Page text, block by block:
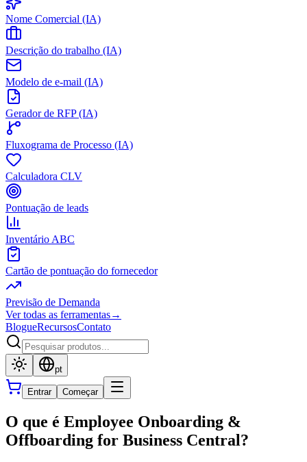
Nome Comercial (IA)
Descrição do trabalho (IA)
Modelo de e-mail (IA)
Gerador de RFP (IA)
Fluxograma de Processo (IA)
Calculadora CLV
Pontuação de leads
Inventário ABC
Cartão de pontuação do fornecedor
Previsão de Demanda
Ver todas as ferramentas→
BlogueRecursosContato
pt
Entrar Começar
O que é Employee Onboarding &
Offboarding for Business Central?